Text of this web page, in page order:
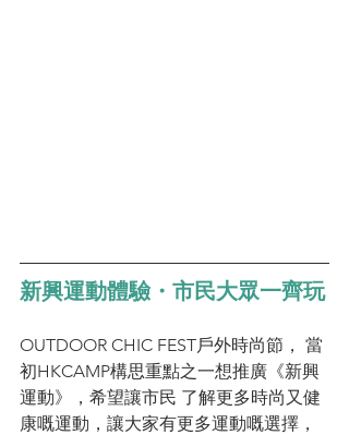
新興運動體驗・市民大眾一齊玩
OUTDOOR CHIC FEST戶外時尚節， 當
初HKCAMP構思重點之一想推廣《新興
運動》，希望讓市民 了解更多時尚又健
康嘅運動，讓大家有更多運動嘅選擇，